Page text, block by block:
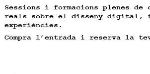
Sessions i formacions plenes de
reals sobre el disseny digital,
experiències.
Compra l’entrada i reserva la